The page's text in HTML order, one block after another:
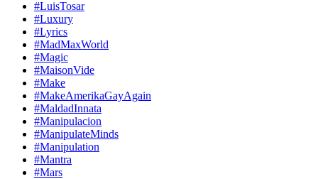
#LuisTosar
#Luxury
#Lyrics
#MadMaxWorld
#Magic
#MaisonVide
#Make
#MakeAmerikaGayAgain
#MaldadInnata
#Manipulacion
#ManipulateMinds
#Manipulation
#Mantra
#Mars